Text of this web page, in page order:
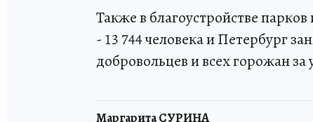
Также в благоустройстве
- 13 744 человека и Петербург
добровольцев и всех горожан за
Маргарита СУРИНА